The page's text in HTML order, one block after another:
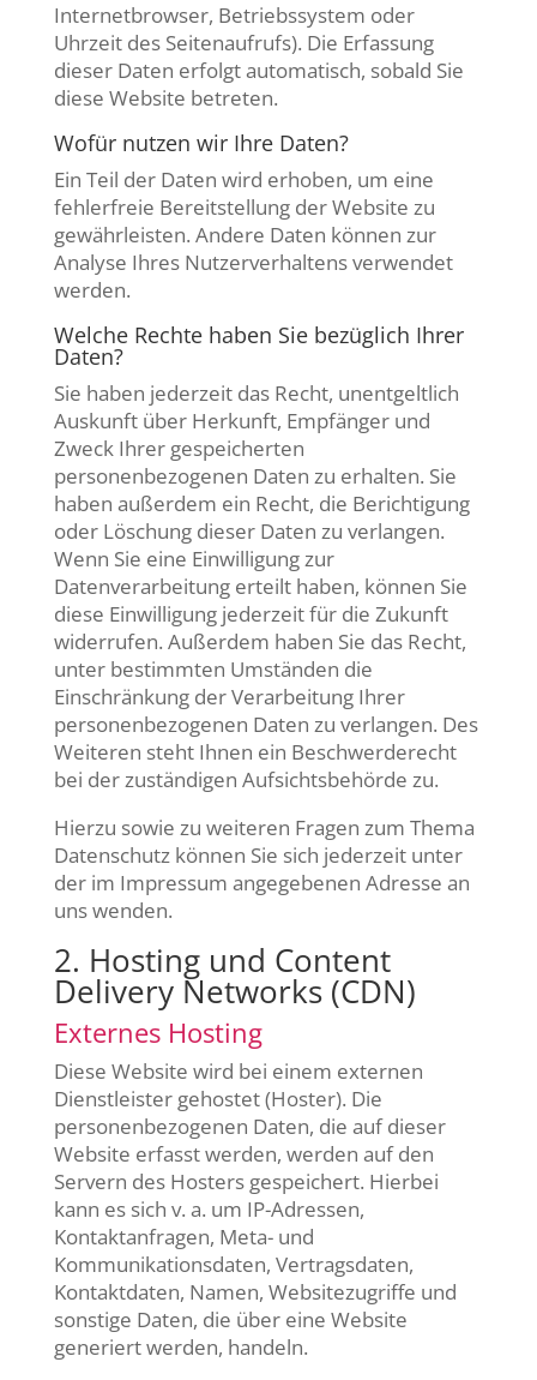
Internetbrowser, Betriebssystem oder
Uhrzeit des Seitenaufrufs). Die Erfassung
dieser Daten erfolgt automatisch, sobald Sie
diese Website betreten.
Wofür nutzen wir Ihre Daten?
Ein Teil der Daten wird erhoben, um eine
fehlerfreie Bereitstellung der Website zu
gewährleisten. Andere Daten können zur
Analyse Ihres Nutzerverhaltens verwendet
werden.
Welche Rechte haben Sie bezüglich Ihrer
Daten?
Sie haben jederzeit das Recht, unentgeltlich
Auskunft über Herkunft, Empfänger und
Zweck Ihrer gespeicherten
personenbezogenen Daten zu erhalten. Sie
haben außerdem ein Recht, die Berichtigung
oder Löschung dieser Daten zu verlangen.
Wenn Sie eine Einwilligung zur
Datenverarbeitung erteilt haben, können Sie
diese Einwilligung jederzeit für die Zukunft
widerrufen. Außerdem haben Sie das Recht,
unter bestimmten Umständen die
Einschränkung der Verarbeitung Ihrer
personenbezogenen Daten zu verlangen. Des
Weiteren steht Ihnen ein Beschwerderecht
bei der zuständigen Aufsichtsbehörde zu.
Hierzu sowie zu weiteren Fragen zum Thema
Datenschutz können Sie sich jederzeit unter
der im Impressum angegebenen Adresse an
uns wenden.
2. Hosting und Content
Delivery Networks (CDN)
Externes Hosting
Diese Website wird bei einem externen
Dienstleister gehostet (Hoster). Die
personenbezogenen Daten, die auf dieser
Website erfasst werden, werden auf den
Servern des Hosters gespeichert. Hierbei
kann es sich v. a. um IP-Adressen,
Kontaktanfragen, Meta- und
Kommunikationsdaten, Vertragsdaten,
Kontaktdaten, Namen, Websitezugriffe und
sonstige Daten, die über eine Website
generiert werden, handeln.